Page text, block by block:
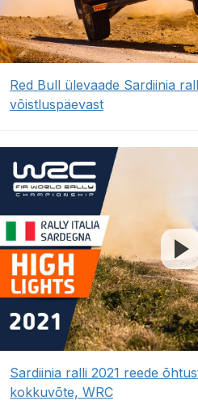
Red Bull ülevaade Sardiinia
võistluspäevast
Sardiinia ralli 2021 reede
kokkuvõte, WRC